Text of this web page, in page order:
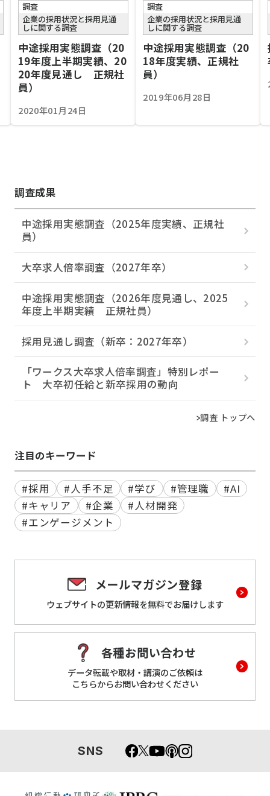
調査
企業の採用状況と採用見通
しに関する調査
中途採用実態調査（20
19年度上半期実績、20
20年度見通し 正規社
員）
2020年01月24日
調査
企業の採用状況と採用見通
しに関する調査
中途採用実態調査（20
18年度実績、正規社
員）
2019年06月28日
調査成果
中途採用実態調査（2025年度実績、正規社
員）
大卒求人倍率調査（2027年卒）
中途採用実態調査（2026年度見通し、2025
年度上半期実績 正規社員）
採用見通し調査（新卒：2027年卒）
「ワークス大卒求人倍率調査」特別レポー
ト 大卒初任給と新卒採用の動向
調査 トップへ
注目のキーワード
#採用 #人手不足 #学び #管理職
#AI
#キャリア
#企業
#人材開発
#エンゲージメント
メールマガジン登録
ウェブサイトの更新情報を無料でお届けします
各種お問い合わせ
データ転載や取材・講演のご依頼は
こちらからお問い合わせください
SNS